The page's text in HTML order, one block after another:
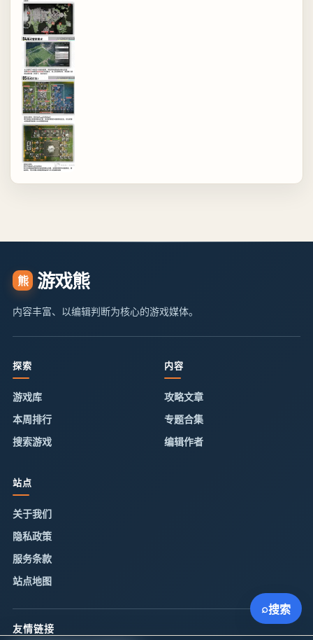
熊 游戏熊
内容丰富、以编辑判断为核心的游戏媒体。
探索
游戏库
本周排行
搜索游戏
内容
攻略文章
专题合集
编辑作者
站点
关于我们
隐私政策
服务条款
站点地图
友情链接
⌕搜索